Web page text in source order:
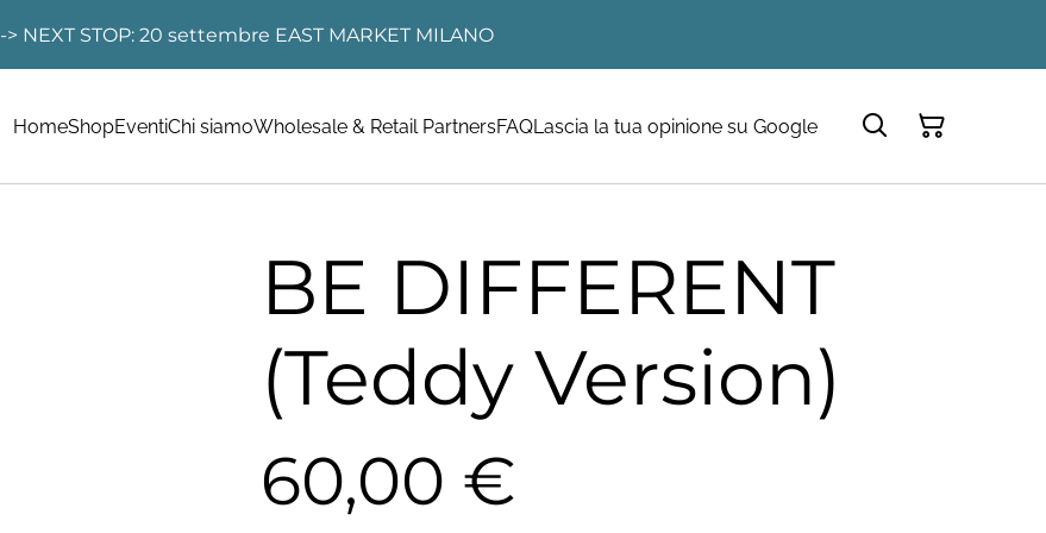
-> NEXT STOP: 20 settembre EAST MARKET MILANO
HomeShopEventiChi siamoWholesale & Retail PartnersFAQLascia la tua opinione su Google
BE DIFFERENT
(Teddy Version)
60,00 €